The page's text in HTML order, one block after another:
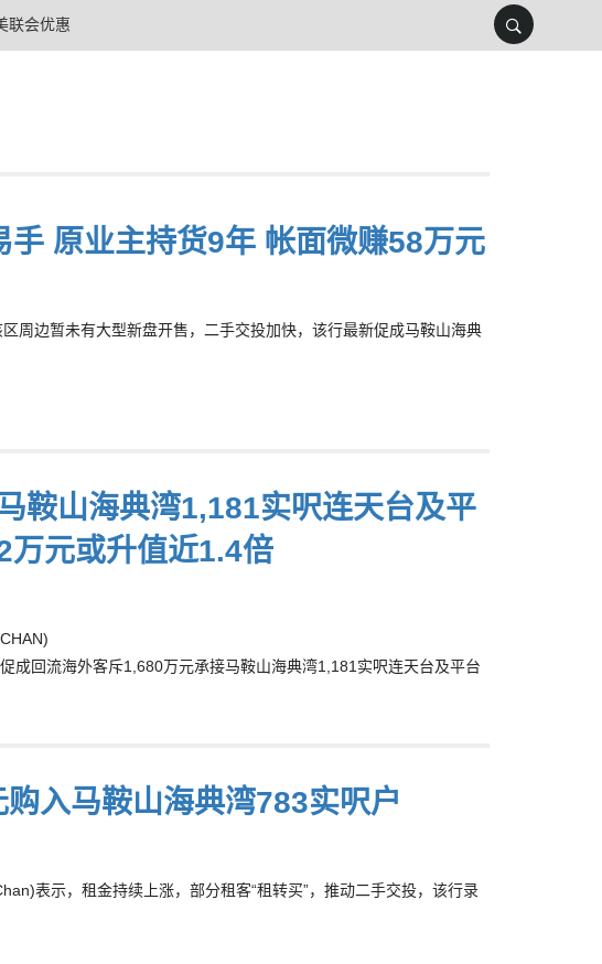
联会优惠
原业主持货9年 帐面微赚58万元
周边暂未有大型新盘开售，二手交投加快，该行最新促成马鞍山海典
鞍山海典湾1,181实呎连天台及平
万元或升值近1.4倍
成回流海外客斥1,680万元承接马鞍山海典湾1,181实呎连天台及平台
入马鞍山海典湾783实呎户
表示，租金持续上涨，部分租客“租转买”，推动二手交投，该行录